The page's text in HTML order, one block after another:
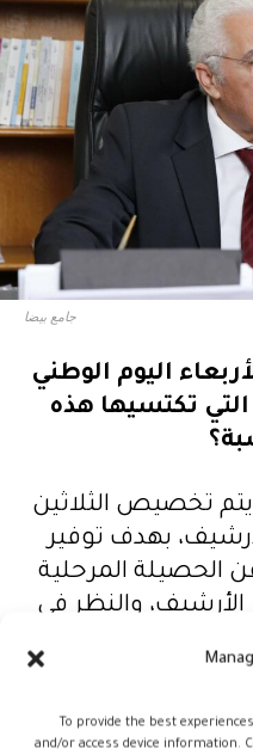
To provide the best
and/or access device information.
جامع بيضا
اليوم الوطني
تكتسيها هذه
بأن يتم تخصيص الثلاثين
بهدف توفير
المرحلية
الأرشيف، والنظر في
المقبلة.
اليوم فرصة مثالية
في صفوف عموم